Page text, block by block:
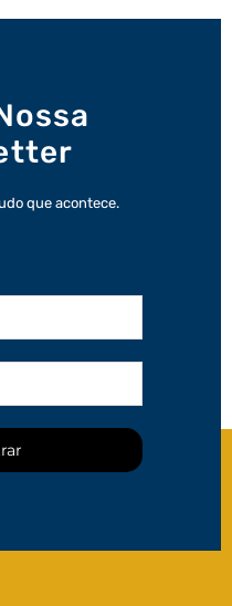
que acontece.